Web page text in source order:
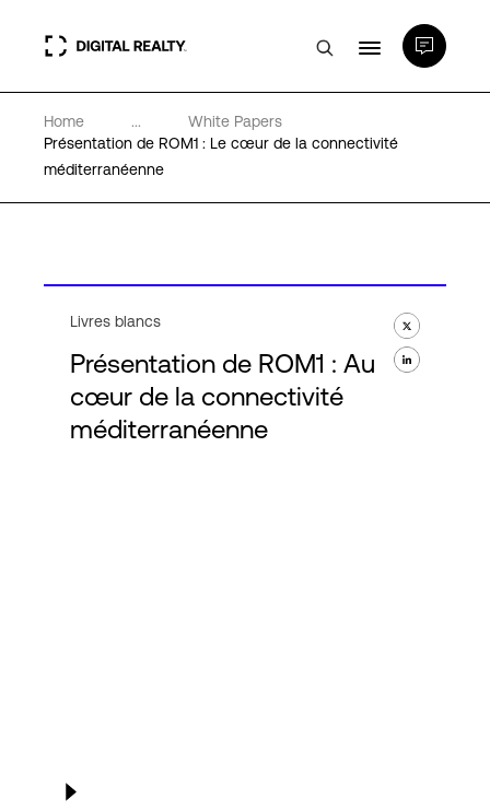
Data Centers
PlatformDIGITAL®
A propos de nous
Home ...
White Papers
Présentation de ROM1 : Le cœur de la connectivité
méditerranéenne
Livres blancs
Présentation de ROM1 : Au
cœur de la connectivité
méditerranéenne